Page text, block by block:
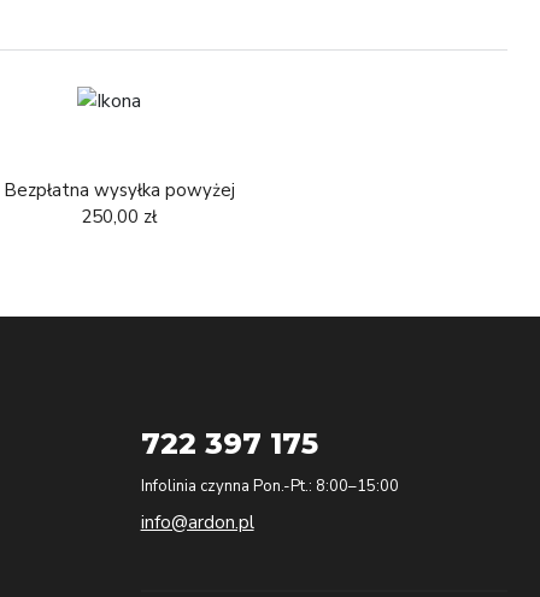
Bezpłatna wysyłka powyżej
250,00 zł
722 397 175
Infolinia czynna Pon.-Pt.: 8:00–15:00
info@ardon.pl